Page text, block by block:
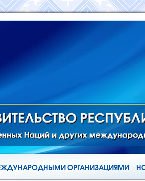
ОРГАНИЗАЦИЯМИ